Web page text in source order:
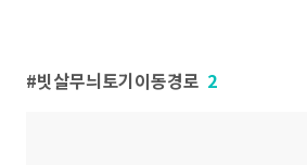
빗살무늬토기이동경로 2